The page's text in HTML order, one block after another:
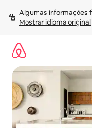
para
Mostrar idioma original